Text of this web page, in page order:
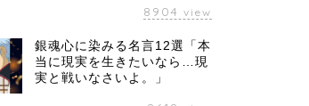
8904 view
銀魂心に染みる名言12選「本
当に現実を生きたいなら…現
実と戦いなさいよ。」